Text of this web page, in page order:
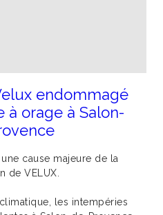
endommagé
à orage à Salon-
cause majeure de la
de VELUX.
les intempéries